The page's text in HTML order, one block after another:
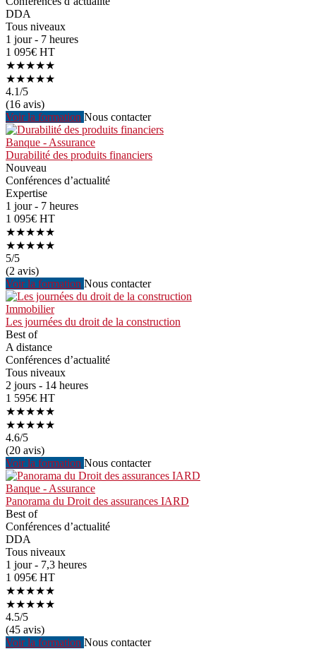
DDA
Tous niveaux
1 jour - 7 heures
1 095€ HT
★★★★★
★★★★★
4.1/5
(16 avis)
Voir la formation Nous contacter
Banque - Assurance
Durabilité des produits financiers
Nouveau
Conférences d’actualité
Expertise
1 jour - 7 heures
1 095€ HT
★★★★★
★★★★★
5/5
(2 avis)
Voir la formation Nous contacter
Immobilier
Les journées du droit de la construction
Best of
A distance
Conférences d’actualité
Tous niveaux
2 jours - 14 heures
1 595€ HT
★★★★★
★★★★★
4.6/5
(20 avis)
Voir la formation Nous contacter
Banque - Assurance
Panorama du Droit des assurances IARD
Best of
Conférences d’actualité
DDA
Tous niveaux
1 jour - 7,3 heures
1 095€ HT
★★★★★
★★★★★
4.5/5
(45 avis)
Voir la formation Nous contacter